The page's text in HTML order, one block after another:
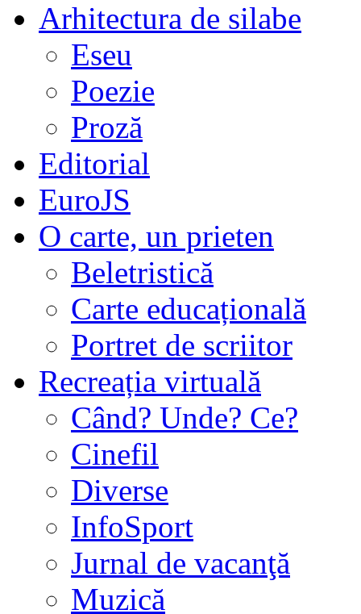
Arhitectura de silabe
Eseu
Poezie
Proză
Editorial
EuroJS
O carte, un prieten
Beletristică
Carte educațională
Portret de scriitor
Recreația virtuală
Când? Unde? Ce?
Cinefil
Diverse
InfoSport
Jurnal de vacanţă
Muzică